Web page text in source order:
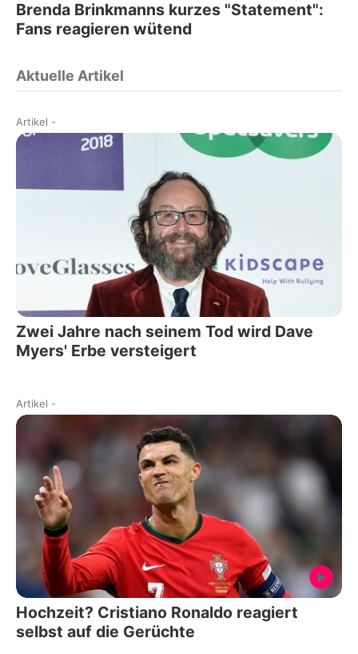
Brenda Brinkmanns kurzes "Statement":
Fans reagieren wütend
Aktuelle Artikel
Artikel -
Zwei Jahre nach seinem Tod wird Dave
Myers' Erbe versteigert
Artikel -
Hochzeit? Cristiano Ronaldo reagiert
selbst auf die Gerüchte